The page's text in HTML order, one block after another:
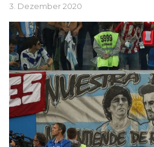
3. Dezember 2020